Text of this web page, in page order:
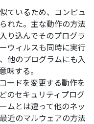
ているため、コンピュ
れた。主な動作の方法
り込んでそのプログラ
ウィルスも同時に実行
他のプログラムにも入
味する。
ードを変更する動作を
のセキュリティプログ
ムとは違って他のネッ
近のマルウェアの方法